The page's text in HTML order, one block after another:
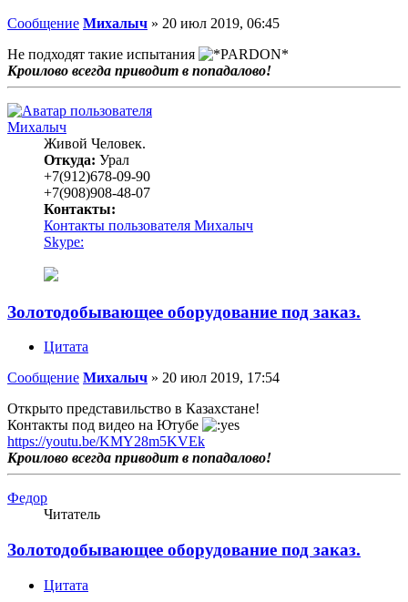
Сообщение Михалыч » 20 июл 2019, 06:45
Не подходят такие испытания
Кроилово всегда приводит в попадалово!
Михалыч
Живой Человек.
Откуда: Урал
+7(912)678-09-90
+7(908)908-48-07
Контакты:
Контакты пользователя Михалыч
Skype:
Золотодобывающее оборудование под заказ.
Цитата
Сообщение Михалыч » 20 июл 2019, 17:54
Открыто представильство в Казахстане!
Контакты под видео на Ютубе
https://youtu.be/KMY28m5KVEk
Кроилово всегда приводит в попадалово!
Федор
Читатель
Золотодобывающее оборудование под заказ.
Цитата